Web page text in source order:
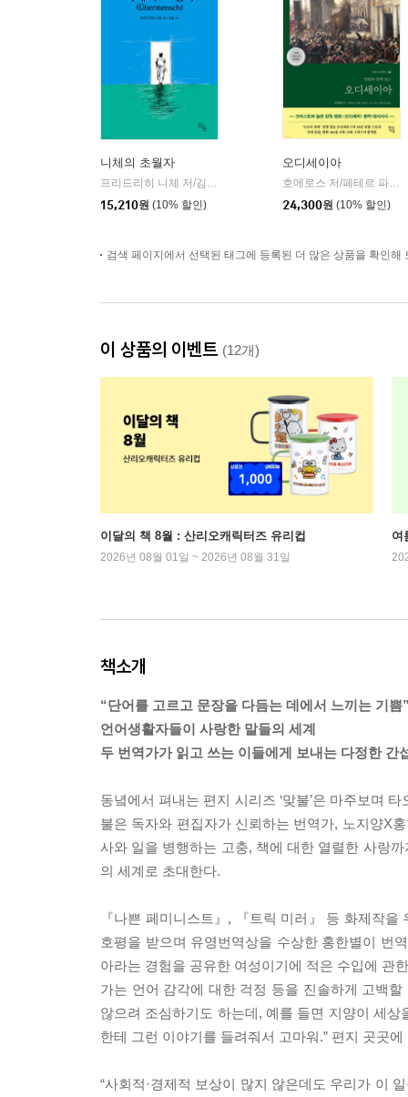
니체의 초월자
프리드리히 니체 저/김철 편역
15,210원 (10% 할인)
오디세이아
호메로스 저/페테르 파울 루벤스 그림/박문재 역
24,300원 (10% 할인)
검색 페이지에서 선택된 태그에 등록된 더 많은 상품을 확인해
이 상품의 이벤트 (12개)
이달의 책 8월 : 산리오캐릭터즈 유리컵
2026년 08월 01일 ~ 2026년 08월 31일
여
책소개
“단어를 고르고 문장을 다듬는 데에서 느끼는 기쁨
언어생활자들이 사랑한 말들의 세계
두 번역가가 읽고 쓰는 이들에게 보내는 다정한 간
동녘에서 펴내는 편지 시리즈 ‘맞불’은 마주보며
불은 독자와 편집자가 신뢰하는 번역가, 노지양X
사와 일을 병행하는 고충, 책에 대한 열렬한 사랑
의 세계로 초대한다.
『나쁜 페미니스트』, 『트릭 미러』 등 화제작
호평을 받으며 유영번역상을 수상한 홍한별이 번
아라는 경험을 공유한 여성이기에 적은 수입에 관
가는 언어 감각에 대한 걱정 등을 진솔하게 고백
않으려 조심하기도 하는데, 예를 들면 지양이 세
한테 그런 이야기를 들려줘서 고마워.” 편지 곳곳
“사회적·경제적 보상이 많지 않은데도 우리가 이